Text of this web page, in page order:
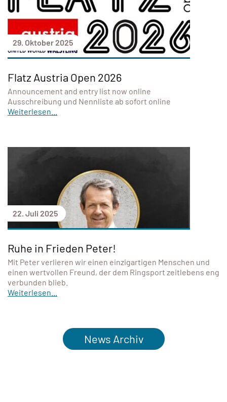
29. Oktober 2025
Flatz Austria Open 2026
Announcement and entry list now online
Ausschreibung und Nennliste ab sofort online
Weiterlesen...
22. Juli 2025
Ruhe in Frieden Peter!
Mit Peter verlieren wir einen einzigartigen Menschen und
einen wertvollen Freund, der dem Ringsport zeitlebens eng
verbunden blieb.
Weiterlesen...
News Archiv